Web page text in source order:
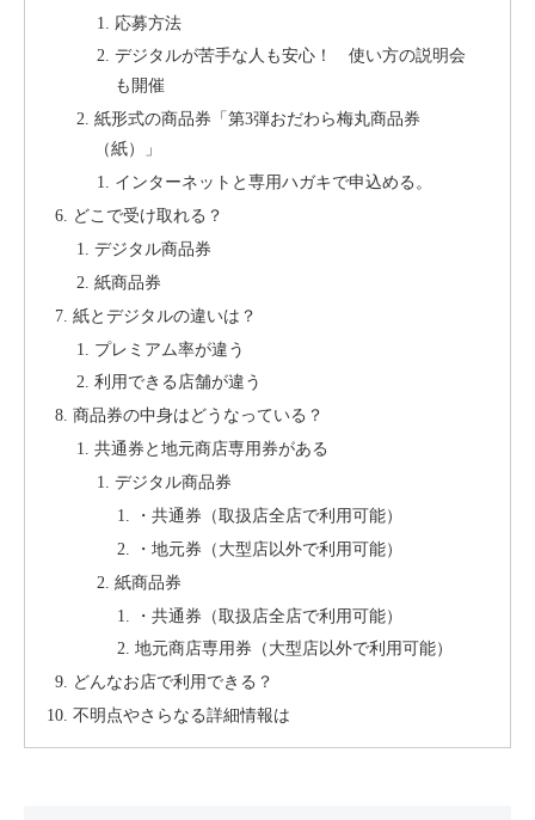
応募方法
デジタルが苦手な人も安心！ 使い方の説明会
も開催
紙形式の商品券「第3弾おだわら梅丸商品券
（紙）」
インターネットと専用ハガキで申込める。
どこで受け取れる？
デジタル商品券
紙商品券
紙とデジタルの違いは？
プレミアム率が違う
利用できる店舗が違う
商品券の中身はどうなっている？
共通券と地元商店専用券がある
デジタル商品券
・共通券（取扱店全店で利用可能）
・地元券（大型店以外で利用可能）
紙商品券
・共通券（取扱店全店で利用可能）
地元商店専用券（大型店以外で利用可能）
どんなお店で利用できる？
不明点やさらなる詳細情報は